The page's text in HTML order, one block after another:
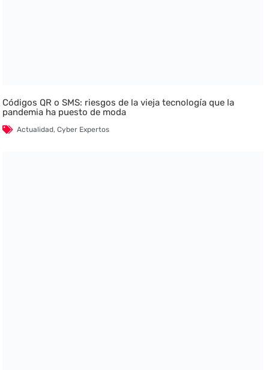
Códigos QR o SMS: riesgos de la vieja tecnología que la
pandemia ha puesto de moda
Actualidad,Cyber Expertos